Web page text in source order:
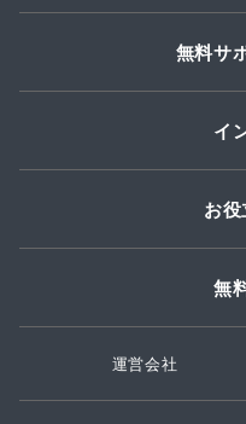
無料サ
イ
お
無
運営会社